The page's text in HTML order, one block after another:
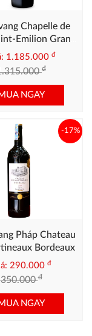
Chapelle de
Emilion Grand
2020 14%
1.185.000 đ
đ
NGAY
Pháp Chateau
Bordeaux
290.000 đ
350.000đ
-17%
NGAY